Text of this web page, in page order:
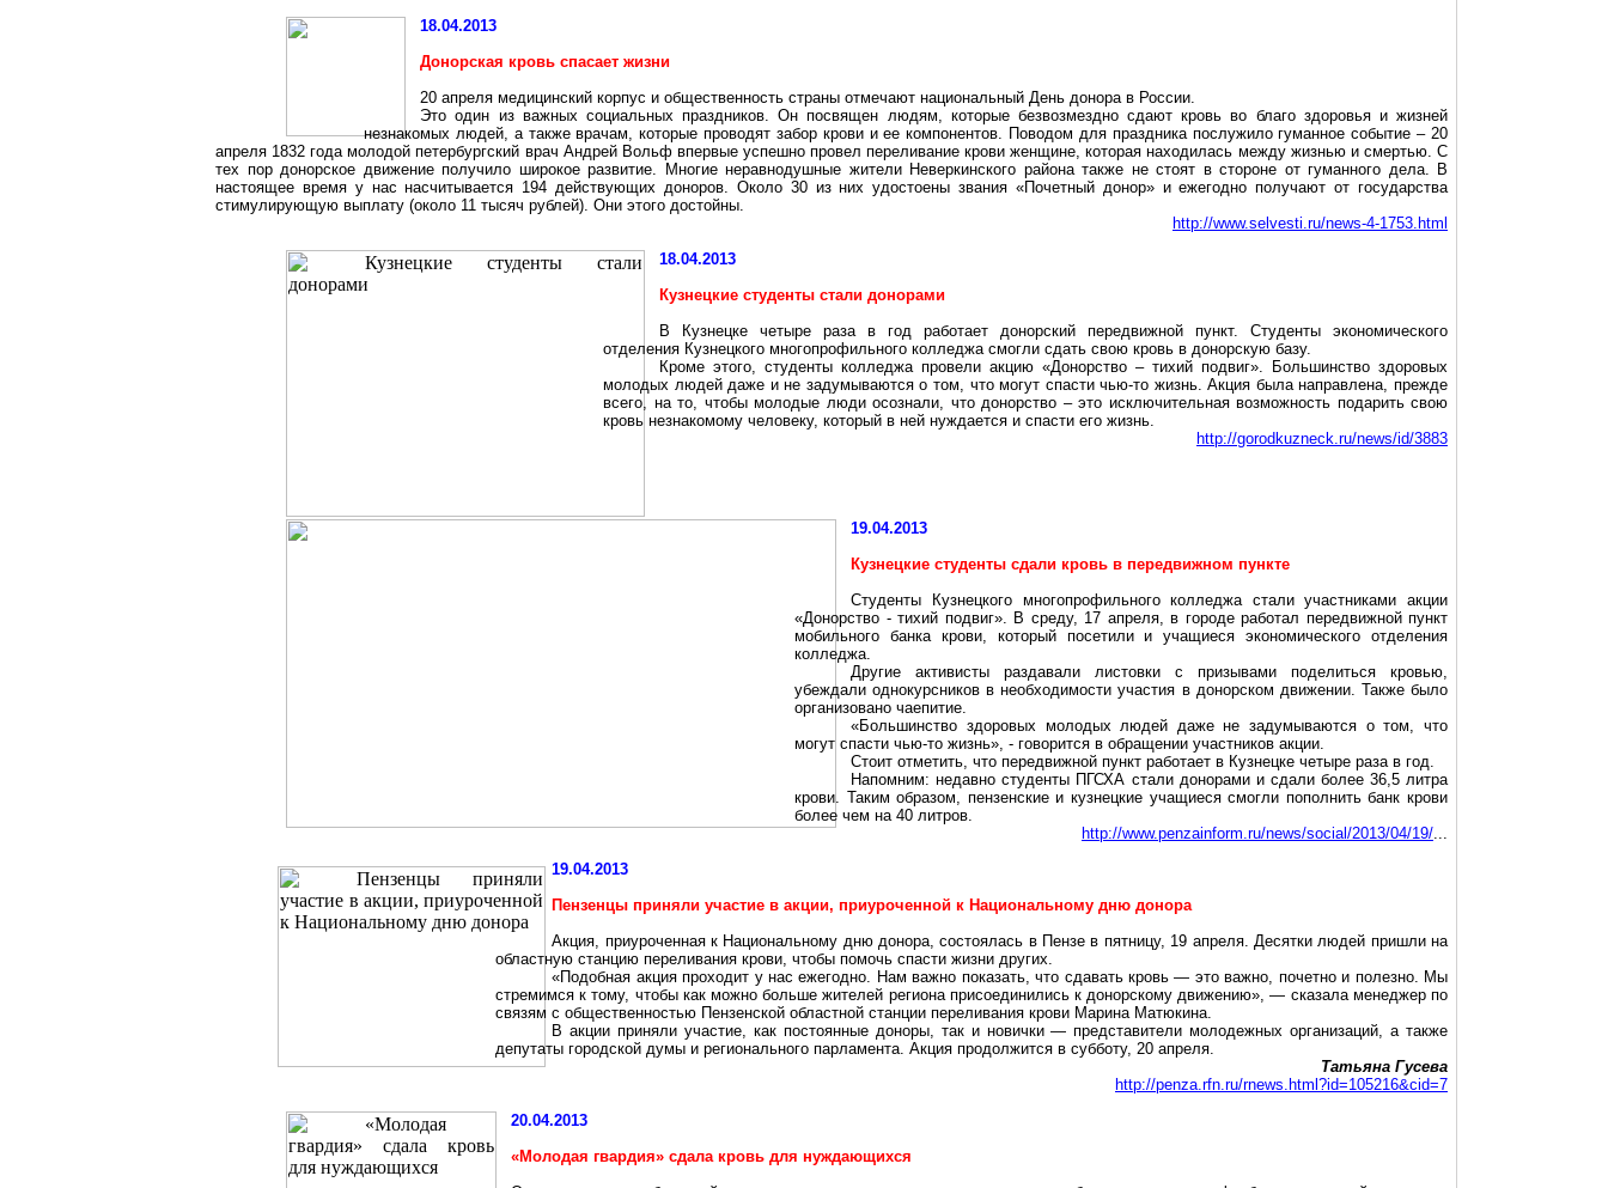
18.04.2013
Донорская кровь спасает жизни
20 апреля медицинский корпус и общественность страны отмечают национальный День донора в России.
Это один из важных социальных праздников. Он посвящен людям, которые безвозмездно сдают кровь во благо здоровья и жизней
незнакомых людей, а также врачам, которые проводят забор крови и ее компонентов. Поводом для праздника послужило гуманное событие – 20
апреля 1832 года молодой петербургский врач Андрей Вольф впервые успешно провел переливание крови женщине, которая находилась между жизнью и смертью. С
тех пор донорское движение получило широкое развитие. Многие неравнодушные жители Неверкинского района также не стоят в стороне от гуманного дела. В
настоящее время у нас насчитывается 194 действующих доноров. Около 30 из них удостоены звания «Почетный донор» и ежегодно получают от государства
стимулирующую выплату (около 11 тысяч рублей). Они этого достойны.
http://www.selvesti.ru/news-4-1753.html
18.04.2013
Кузнецкие студенты стали донорами
В Кузнецке четыре раза в год работает донорский передвижной пункт. Студенты экономического
отделения Кузнецкого многопрофильного колледжа смогли сдать свою кровь в донорскую базу.
Кроме этого, студенты колледжа провели акцию «Донорство – тихий подвиг». Большинство здоровых
молодых людей даже и не задумываются о том, что могут спасти чью-то жизнь. Акция была направлена, прежде
всего, на то, чтобы молодые люди осознали, что донорство – это исключительная возможность подарить свою
кровь незнакомому человеку, который в ней нуждается и спасти его жизнь.
http://gorodkuzneck.ru/news/id/3883
19.04.2013
Кузнецкие студенты сдали кровь в передвижном пункте
Студенты Кузнецкого многопрофильного колледжа стали участниками акции
«Донорство - тихий подвиг». В среду, 17 апреля, в городе работал передвижной пункт
мобильного банка крови, который посетили и учащиеся экономического отделения
колледжа.
Другие активисты раздавали листовки с призывами поделиться кровью,
убеждали однокурсников в необходимости участия в донорском движении. Также было
организовано чаепитие.
«Большинство здоровых молодых людей даже не задумываются о том, что
могут спасти чью-то жизнь», - говорится в обращении участников акции.
Стоит отметить, что передвижной пункт работает в Кузнецке четыре раза в год.
Напомним: недавно студенты ПГСХА стали донорами и сдали более 36,5 литра
крови. Таким образом, пензенские и кузнецкие учащиеся смогли пополнить банк крови
более чем на 40 литров.
http://www.penzainform.ru/news/social/2013/04/19/...
19.04.2013
Пензенцы приняли участие в акции, приуроченной к Национальному дню донора
Акция, приуроченная к Национальному дню донора, состоялась в Пензе в пятницу, 19 апреля. Десятки людей пришли на
областную станцию переливания крови, чтобы помочь спасти жизни других.
«Подобная акция проходит у нас ежегодно. Нам важно показать, что сдавать кровь — это важно, почетно и полезно. Мы
стремимся к тому, чтобы как можно больше жителей региона присоединились к донорскому движению», — сказала менеджер по
связям с общественностью Пензенской областной станции переливания крови Марина Матюкина.
В акции приняли участие, как постоянные доноры, так и новички — представители молодежных организаций, а также
депутаты городской думы и регионального парламента. Акция продолжится в субботу, 20 апреля.
Татьяна Гусева
http://penza.rfn.ru/rnews.html?id=105216&cid=7
20.04.2013
«Молодая гвардия» сдала кровь длянуждающихся